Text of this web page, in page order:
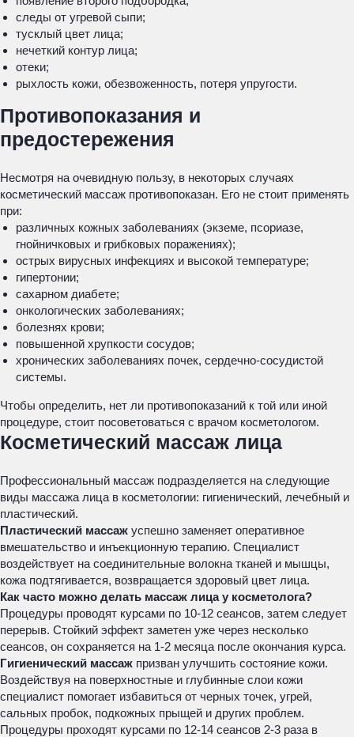
следы от угревой сыпи;
тусклый цвет лица;
нечеткий контур лица;
отеки;
рыхлость кожи, обезвоженность, потеря упругости.
Противопоказания и
предостережения
Несмотря на очевидную пользу, в некоторых случаях
косметический массаж противопоказан. Его не стоит применять
при:
различных кожных заболеваниях (экземе, псориазе,
гнойничковых и грибковых поражениях);
острых вирусных инфекциях и высокой температуре;
гипертонии;
сахарном диабете;
онкологических заболеваниях;
болезнях крови;
повышенной хрупкости сосудов;
хронических заболеваниях почек, сердечно-сосудистой
системы.
Чтобы определить, нет ли противопоказаний к той или иной
процедуре, стоит посоветоваться с врачом косметологом.
Косметический массаж лица
Профессиональный массаж подразделяется на следующие
виды массажа лица в косметологии: гигиенический, лечебный и
пластический.
Пластический массаж успешно заменяет оперативное
вмешательство и инъекционную терапию. Специалист
воздействует на соединительные волокна тканей и мышцы,
кожа подтягивается, возвращается здоровый цвет лица.
Как часто можно делать массаж лица у косметолога?
Процедуры проводят курсами по 10-12 сеансов, затем следует
перерыв. Стойкий эффект заметен уже через несколько
сеансов, он сохраняется на 1-2 месяца после окончания курса.
Гигиенический массаж призван улучшить состояние кожи.
Воздействуя на поверхностные и глубинные слои кожи
специалист помогает избавиться от черных точек, угрей,
сальных пробок, подкожных прыщей и других проблем.
Процедуры проходят курсами по 12-14 сеансов 2-3 раза в